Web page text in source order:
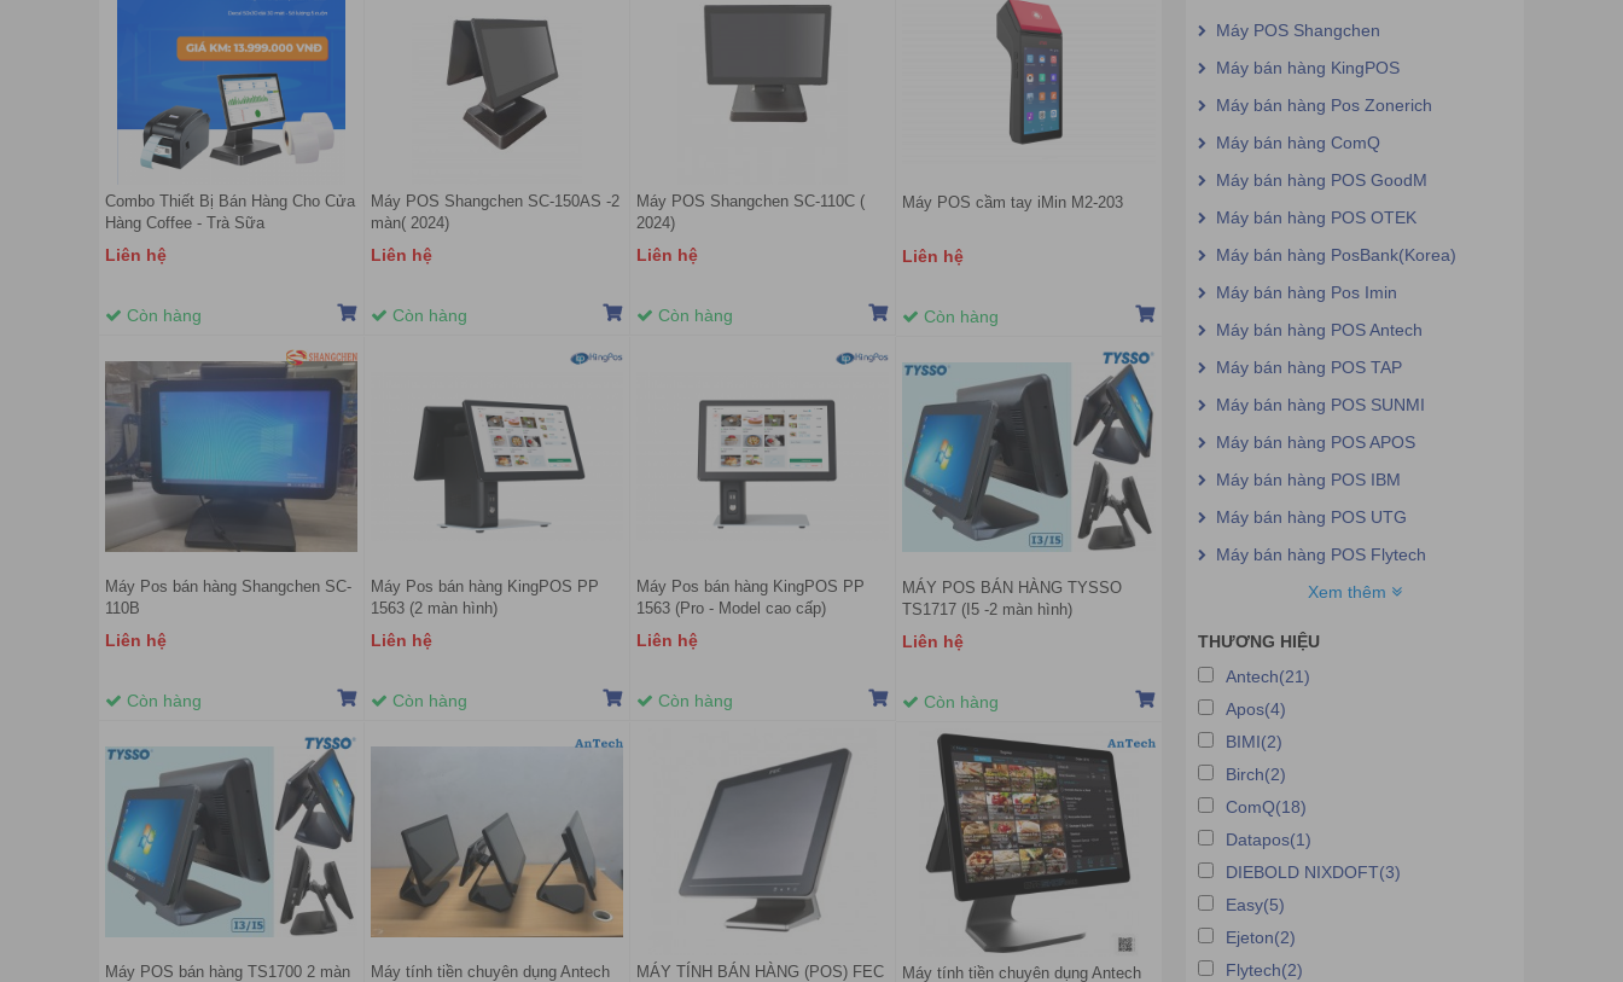
Combo Thiết Bị Bán Hàng Cho Cửa
Hàng Coffee - Trà Sữa
Liên hệ
Còn hàng
Máy POS Shangchen SC-150AS -2
màn( 2024)
Liên hệ
Còn hàng
Máy POS Shangchen SC-110C (
2024)
Liên hệ
Còn hàng
Máy POS cầm tay iMin M2-203
Liên hệ
Còn hàng
Máy Pos bán hàng Shangchen SC-
110B
Liên hệ
Còn hàng
Máy Pos bán hàng KingPOS PP
1563 (2 màn hình)
Liên hệ
Còn hàng
Máy Pos bán hàng KingPOS PP
1563 (Pro - Model cao cấp)
Liên hệ
Còn hàng
MÁY POS BÁN HÀNG TYSSO
TS1717 (I5 -2 màn hình)
Liên hệ
Còn hàng
Máy POS bán hàng TS1700 2 màn
Máy tính tiền chuyên dụng Antech
MÁY TÍNH BÁN HÀNG (POS) FEC
Máy tính tiền chuyên dụng Antech
Máy POS Shangchen
Máy bán hàng KingPOS
Máy bán hàng Pos Zonerich
Máy bán hàng ComQ
Máy bán hàng POS GoodM
Máy bán hàng POS OTEK
Máy bán hàng PosBank(Korea)
Máy bán hàng Pos Imin
Máy bán hàng POS Antech
Máy bán hàng POS TAP
Máy bán hàng POS SUNMI
Máy bán hàng POS APOS
Máy bán hàng POS IBM
Máy bán hàng POS UTG
Máy bán hàng POS Flytech
Máy bán hàng POS Birch
Máy bán hàng POS Topcash
Máy bán hàng POS Ejeton
Máy bán hàng POS Asus
Máy bán hàng POS OKPOS
Máy bán hàng POS RESPOS
Máy bán hàng POS Toshiba
Máy bán hàng POS Partner Tech
NIXDOFT
Xem thêm
THƯƠNG HIỆU
Antech(21)
Apos(4)
BIMI(2)
Birch(2)
ComQ(18)
Datapos(1)
DIEBOLD NIXDOFT(3)
Easy(5)
Ejeton(2)
Flytech(2)